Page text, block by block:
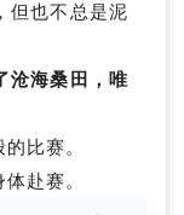
但也不总是泥
沧海桑田，唯
比赛。
赴赛。